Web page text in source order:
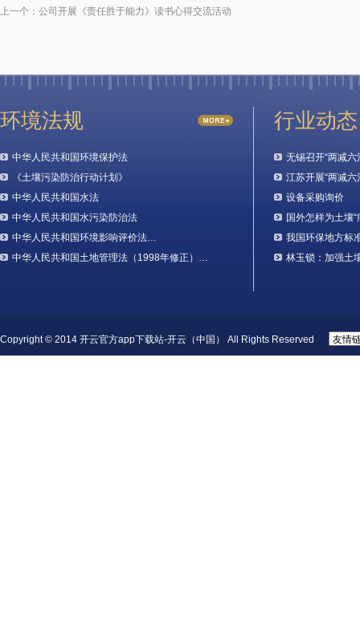
上一个： 公司开展《责任胜于能力》读书心得交流活动
环境法规
中华人民共和国环境保护法
《土壤污染防治行动计划》
中华人民共和国水法
中华人民共和国水污染防治法
中华人民共和国环境影响评价法…
中华人民共和国土地管理法（1998年修正）…
行业动态
无锡召开“两减
江苏开展“两减
设备采购询价
国外怎样为土壤“
我国环保地方标
林玉锁：加强土
Copyright © 2014 开云官方app下载站-开云（中国） All Rights Reserved